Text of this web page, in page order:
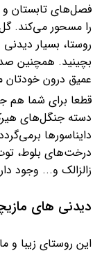
فصل‌های تابستان و
را مسحور می‌کند.
روستا، بسیار
بچینید. همچنین
عمیق درون خودتان
قطعا برای شما هم
دسته جنگل‌های
دایناسورها
درخت‌های بلوط،
زالزالک و... وجود
دیدنی های
این روستای زیبا